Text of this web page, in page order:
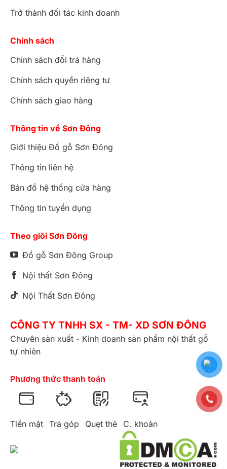
Trở thành đối tác kinh doanh
Chính sách
Chính sách đổi trả hàng
Chính sách quyền riêng tư
Chính sách giao hàng
Thông tin về Sơn Đông
Giới thiệu Đồ gỗ Sơn Đông
Thông tin liên hệ
Bản đồ hệ thống cửa hàng
Thông tin tuyển dụng
Theo giõi Sơn Đông
Đồ gỗ Sơn Đông Group
Nội thất Sơn Đông
Nội Thất Sơn Đông
CÔNG TY TNHH SX - TM- XD SƠN ĐÔNG
Chuyên sản xuất - Kinh doanh sản phẩm nội thất gỗ
tự nhiên
Phương thức thanh toán
Tiền mặt Trả góp Quẹt thẻ C. khoản